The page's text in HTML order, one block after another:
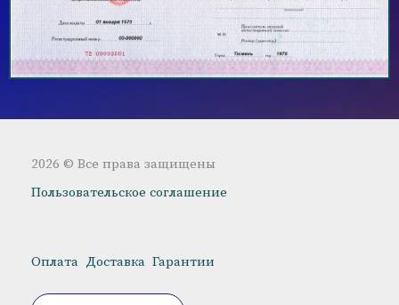
2026 © Все права защищены
Пользовательское соглашение
Оплата Доставка Гарантии